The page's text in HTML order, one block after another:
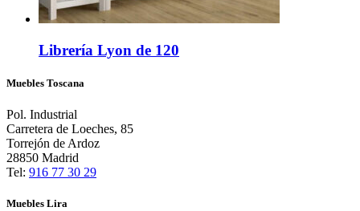
Librería Lyon de 120
Muebles Toscana
Pol. Industrial
Carretera de Loeches, 85
Torrejón de Ardoz
28850 Madrid
Tel: 916 77 30 29
Muebles Lira